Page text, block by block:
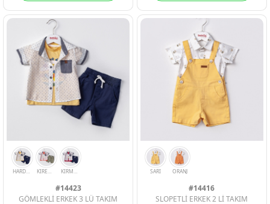
KIRMIZI LACI
#14423
GÖMLEKLİ ERKEK 3 LÜ TAKIM
#14416
SLOPETLİ ERKEK 2 Lİ TAKIM